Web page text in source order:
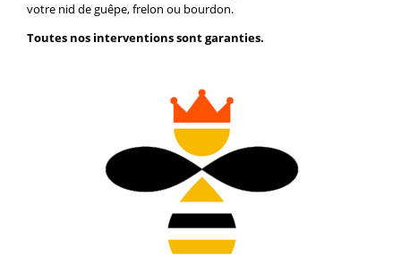
votre nid de guêpe, frelon ou bourdon.
Toutes nos interventions sont garanties.